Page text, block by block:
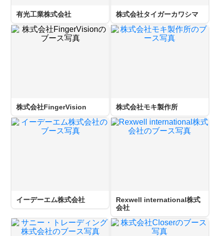
有光工業株式会社 株式会社タイガーカワシマ
株式会社FingerVision 株式会社モキ製作所
イーデーエム株式会社
Rexwell international株式
会社